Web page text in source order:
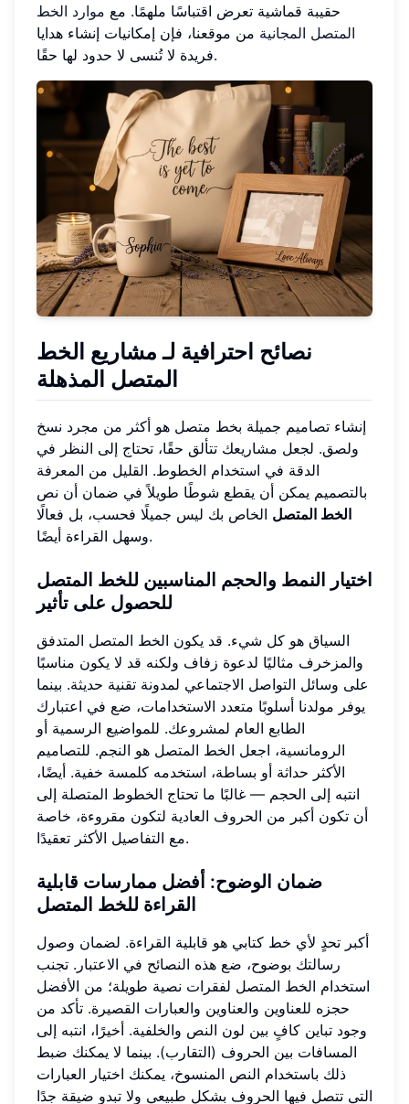
حقيبة قماشية تعرض اقتباسًا ملهمًا. مع موارد الخط
المتصل المجانية من موقعنا، فإن إمكانيات إنشاء هدايا
فريدة لا تُنسى لا حدود لها حقًا.
نصائح احترافية لـ مشاريع الخط
المتصل المذهلة
إنشاء تصاميم جميلة بخط متصل هو أكثر من مجرد نسخ
ولصق. لجعل مشاريعك تتألق حقًا، تحتاج إلى النظر في
الدقة في استخدام الخطوط. القليل من المعرفة
بالتصميم يمكن أن يقطع شوطًا طويلاً في ضمان أن نص
الخط المتصل الخاص بك ليس جميلًا فحسب، بل فعالًا
وسهل القراءة أيضًا.
اختيار النمط والحجم المناسبين للخط المتصل
للحصول على تأثير
السياق هو كل شيء. قد يكون الخط المتصل المتدفق
والمزخرف مثاليًا لدعوة زفاف ولكنه قد لا يكون مناسبًا
على وسائل التواصل الاجتماعي لمدونة تقنية حديثة. بينما
يوفر مولدنا أسلوبًا متعدد الاستخدامات، ضع في اعتبارك
الطابع العام لمشروعك. للمواضيع الرسمية أو
الرومانسية، اجعل الخط المتصل هو النجم. للتصاميم
الأكثر حداثة أو بساطة، استخدمه كلمسة خفية. أيضًا،
انتبه إلى الحجم — غالبًا ما تحتاج الخطوط المتصلة إلى
أن تكون أكبر من الحروف العادية لتكون مقروءة، خاصة
مع التفاصيل الأكثر تعقيدًا.
ضمان الوضوح: أفضل ممارسات قابلية
القراءة للخط المتصل
أكبر تحدٍ لأي خط كتابي هو قابلية القراءة. لضمان وصول
رسالتك بوضوح، ضع هذه النصائح في الاعتبار. تجنب
استخدام الخط المتصل لفقرات نصية طويلة؛ من الأفضل
حجزه للعناوين والعناوين والعبارات القصيرة. تأكد من
وجود تباين كافٍ بين لون النص والخلفية. أخيرًا، انتبه إلى
المسافات بين الحروف (التقارب). بينما لا يمكنك ضبط
ذلك باستخدام النص المنسوخ، يمكنك اختيار العبارات
التي تتصل فيها الحروف بشكل طبيعي ولا تبدو ضيقة جدًا